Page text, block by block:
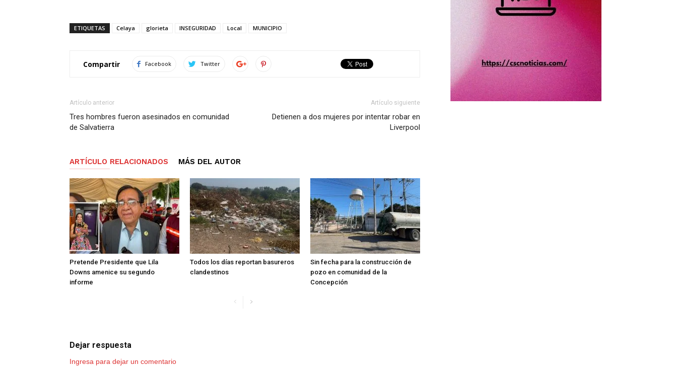
ETIQUETAS Celaya glorieta INSEGURIDAD Local MUNICIPIO
Compartir Facebook Twitter
Artículo anterior
Tres hombres fueron asesinados en comunidad
de Salvatierra
Artículo siguiente
Detienen a dos mujeres por intentar robar en
Liverpool
ARTÍCULO RELACIONADOS MÁS DEL AUTOR
Pretende Presidente que Lila
Downs amenice su segundo
informe
Todos los días reportan basureros
clandestinos
Sin fecha para la construcción de
pozo en comunidad de la
Concepción
Dejar respuesta
Ingresa para dejar un comentario